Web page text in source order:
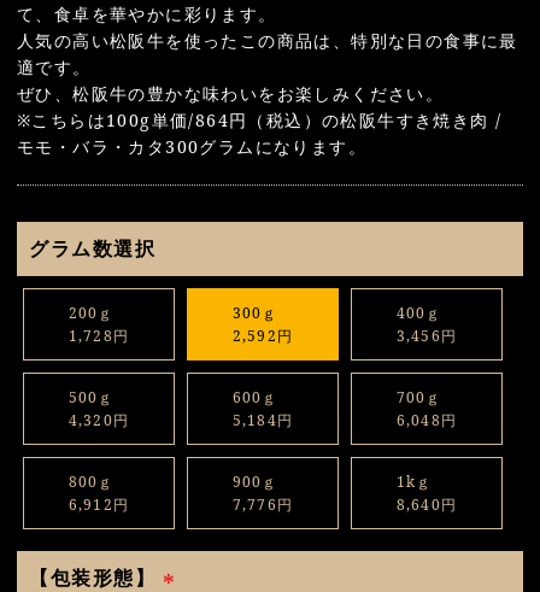
て、食卓を華やかに彩ります。
人気の高い松阪牛を使ったこの商品は、特別な日の食事に最
適です。
ぜひ、松阪牛の豊かな味わいをお楽しみください。
※こちらは100g単価/864円（税込）の松阪牛すき焼き肉 /
モモ・バラ・カタ300グラムになります。
グラム数選択
200ｇ
1,728円
300ｇ
2,592円
400ｇ
3,456円
500ｇ
4,320円
600ｇ
5,184円
700ｇ
6,048円
800ｇ
6,912円
900ｇ
7,776円
1kｇ
8,640円
【包装形態】